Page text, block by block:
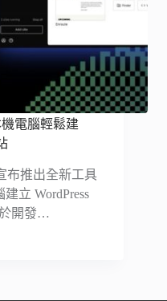
機電腦輕鬆建
布推出全新工具
立 WordPress
開發…